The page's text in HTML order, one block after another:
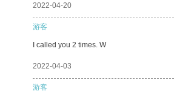
2022-04-20
游客
I called you 2 times. W
2022-04-03
游客